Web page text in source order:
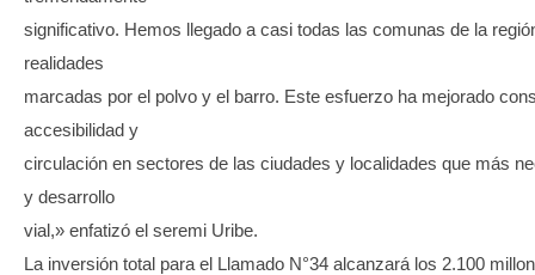
significativo. Hemos llegado a casi todas las comunas de la
realidades
marcadas por el polvo y el barro. Este esfuerzo ha mejorado
accesibilidad y
circulación en sectores de las ciudades y localidades que más
y desarrollo
vial,» enfatizó el seremi Uribe.
La inversión total para el Llamado N°34 alcanzará los 2.100